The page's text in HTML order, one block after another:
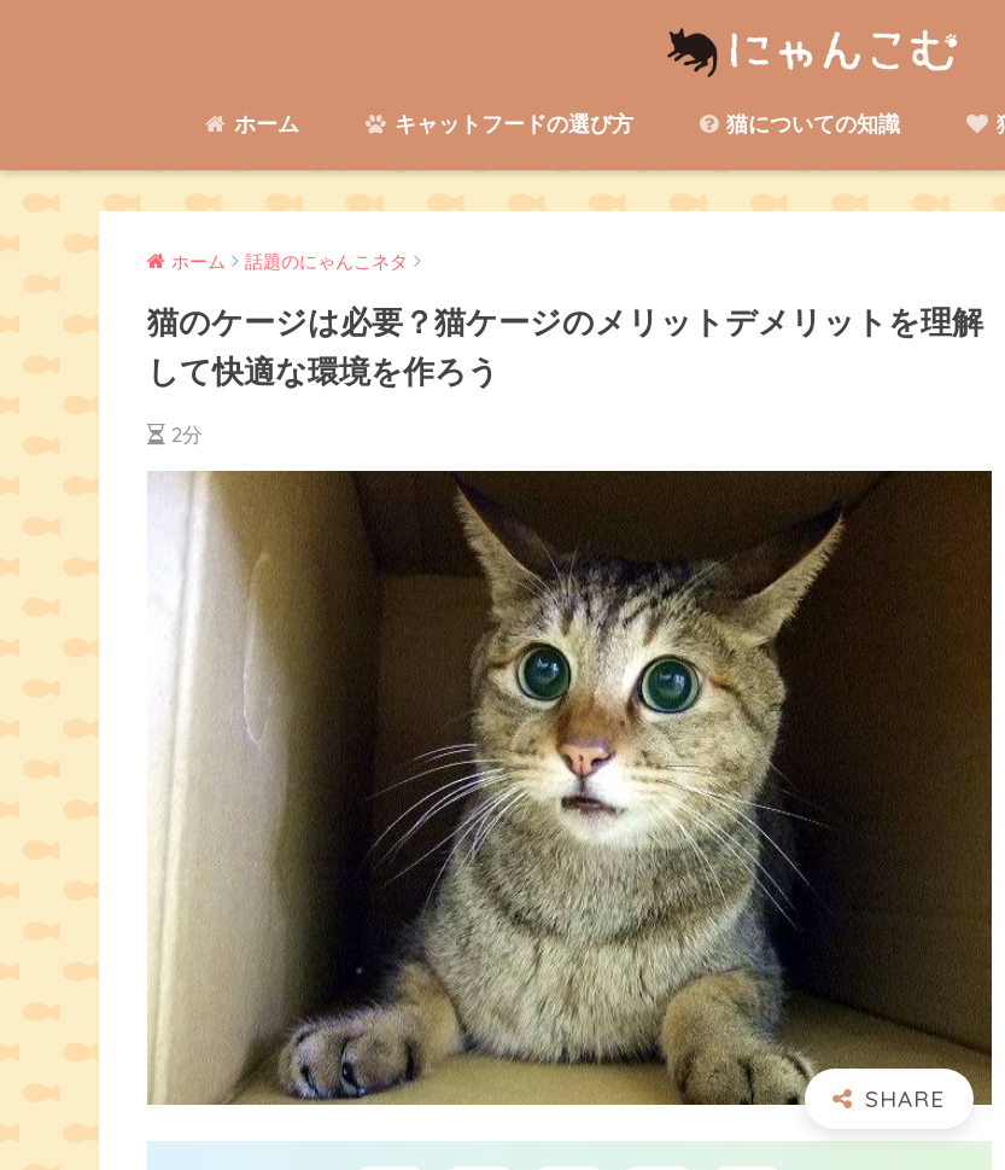
ホーム キャットフードの選び方 猫についての知識
ホーム 話題のにゃんこネタ
猫のケージは必要？猫ケージのメリットデメリットを理解
して快適な環境を作ろう
2分